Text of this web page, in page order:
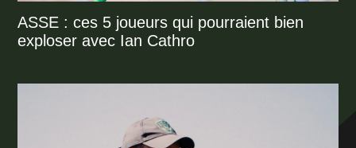
ASSE : ces 5 joueurs qui pourraient bien
exploser avec Ian Cathro